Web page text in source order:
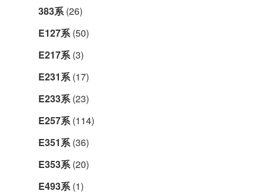
383系(26)
E127系(50)
E217系(3)
E231系(17)
E233系(23)
E257系(114)
E351系(36)
E353系(20)
E493系(1)